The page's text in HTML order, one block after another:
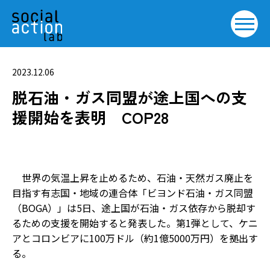
2023.12.06
脱石油・ガス同盟が途上国への支
援開始を表明 COP28
世界の気温上昇を止めるため、石油・天然ガス廃止を
目指す有志国・地域の連合体「ビヨンド石油・ガス同盟
（BOGA）」は5日、途上国が石油・ガス依存から脱却す
るための支援を開始すると発表した。第1弾として、ケニ
アとコロンビアに100万ドル（約1億5000万円）を拠出す
る。